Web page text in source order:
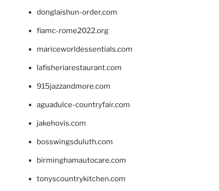
donglaishun-order.com
fiamc-rome2022.org
mariceworldessentials.com
lafisheriarestaurant.com
915jazzandmore.com
aguadulce-countryfair.com
jakehovis.com
bosswingsduluth.com
birminghamautocare.com
tonyscountrykitchen.com